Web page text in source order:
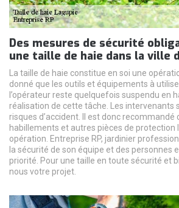
Des mesures de sécurité
une taille de haie dans la ville
La taille de haie constitue en soi une
donné que les outils et équipements à
l’opérateur reste quelquefois suspendu en
réalisation de cette tâche. Les intervenants
risques d’accident. Il est donc recommandé
habillements et autres pièces de protection
opération. Entreprise RP, jardinier
la sécurité de son équipe et des personnes
priorité. Pour une taille en toute sécurité et
nous votre projet.